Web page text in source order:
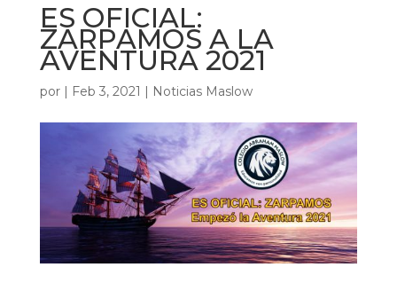
ES OFICIAL:
ZARPAMOS A LA
AVENTURA 2021
por | Feb 3, 2021 | Noticias Maslow